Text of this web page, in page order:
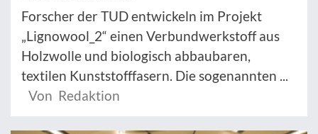
Forscher der TUD entwickeln im Projekt
„Lignowool_2“ einen Verbundwerkstoff aus
Holzwolle und biologisch abbaubaren,
textilen Kunststofffasern. Die sogenannten ...
Von Redaktion